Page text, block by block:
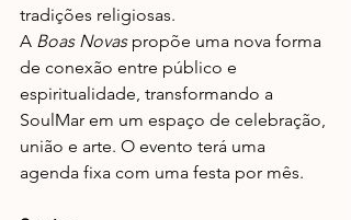
tradições religiosas.
A Boas Novas propõe uma nova forma
de conexão entre público e
espiritualidade, transformando a
SoulMar em um espaço de celebração,
união e arte. O evento terá uma
agenda fixa com uma festa por mês.